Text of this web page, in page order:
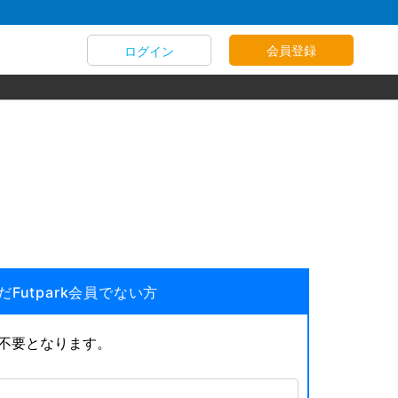
ログイン 会員登録
Futpark会員でない方
となります。